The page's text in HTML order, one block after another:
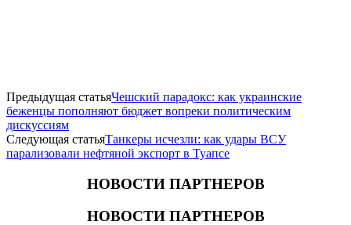
Предыдущая статьяЧешский парадокс: как украинские
беженцы пополняют бюджет вопреки политическим
дискуссиям
Следующая статьяТанкеры исчезли: как удары ВСУ
парализовали нефтяной экспорт в Туапсе
НОВОСТИ ПАРТНЕРОВ
НОВОСТИ ПАРТНЕРОВ